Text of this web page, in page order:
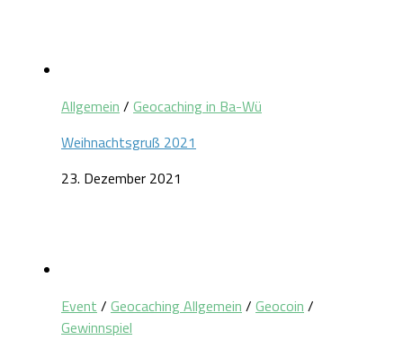
Allgemein / Geocaching in Ba-Wü
Weihnachtsgruß 2021
23. Dezember 2021
Event / Geocaching Allgemein / Geocoin /
Gewinnspiel